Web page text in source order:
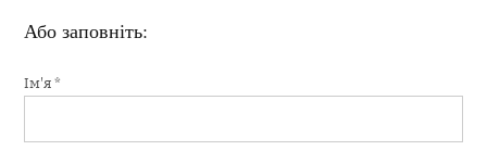
Або заповніть:
Ім'я*